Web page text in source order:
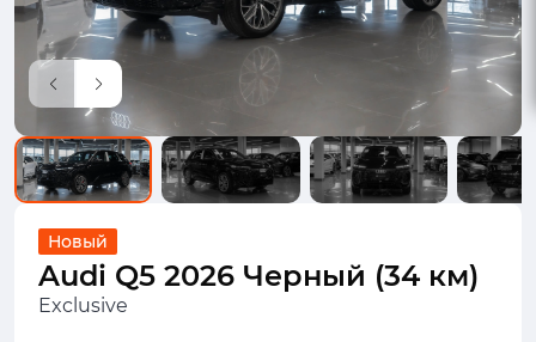
Новый
Audi Q5 2026 Черный (34 км)
Exclusive